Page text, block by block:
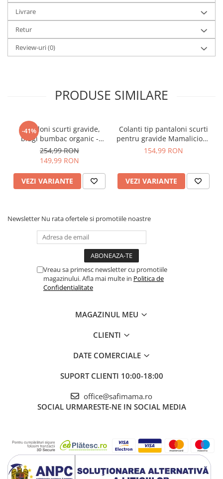
Livrare
Retur
Review-uri(0)
PRODUSE SIMILARE
-41%
Pantaloni scurti gravide,
blugi bumbac organic -
Mamalicious Hampshire
254,99 RON
149,99 RON
VEZI VARIANTE
Colanti tip pantaloni scurti
pentru gravide Mamalicious
Lenn - set 2 bucati
154,99 RON
VEZI VARIANTE
Newsletter Nu rata ofertele si promotiile noastre
Vreau sa primesc newsletter cu promotiile
magazinului. Afla mai multe in Politica de
Confidentialitate
MAGAZINUL MEU
CLIENTI
DATE COMERCIALE
SUPORT CLIENTI 10:00-18:00
office@safimama.ro
SOCIAL URMARESTE-NE IN SOCIAL MEDIA